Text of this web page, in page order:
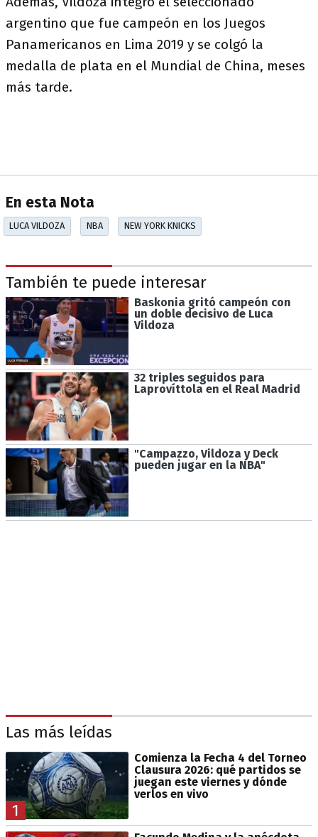
argentino que fue campeón en los Juegos
Panamericanos en Lima 2019 y se colgó la
medalla de plata en el Mundial de China, meses
más tarde.
En esta Nota
LUCA VILDOZA NBA NEW YORK KNICKS
También te puede interesar
Baskonia gritó campeón con
un doble decisivo de Luca
Vildoza
32 triples seguidos para
Laprovíttola en el Real Madrid
"Campazzo, Vildoza y Deck
pueden jugar en la NBA"
Las más leídas
1
Comienza la Fecha 4 del Torneo
Clausura 2026: qué partidos se
juegan este viernes y dónde
verlos en vivo